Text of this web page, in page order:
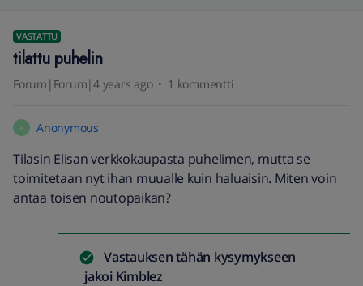
VASTATTU
tilattu puhelin
Forum|Forum|4 years ago 1 kommentti
A Anonymous
Tilasin Elisan verkkokaupasta puhelimen, mutta se
toimitetaan nyt ihan muualle kuin haluaisin. Miten voin
antaa toisen noutopaikan?
Vastauksen tähän kysymykseen
jakoi Kimblez